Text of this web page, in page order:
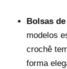
Bolsas de
modelos
crochê
forma